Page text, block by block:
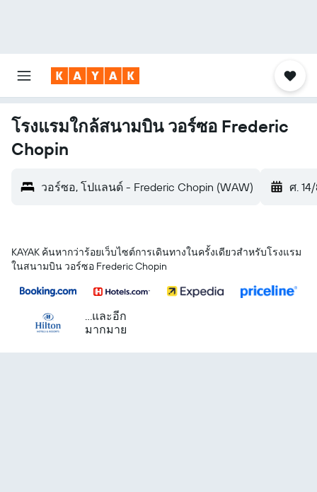
โรงแรมใกล้สนามบิน วอร์ซอ Frederic
Chopin
วอร์ซอ, โปแลนด์ - Frederic Chopin (WAW) ศ.
KAYAK ค้นหากว่าร้อยเว็บไซต์การเดินทางในครั้งเดียวสำหรับโรงแรม
ในสนามบิน วอร์ซอ Frederic Chopin
...และอีก
มากมาย